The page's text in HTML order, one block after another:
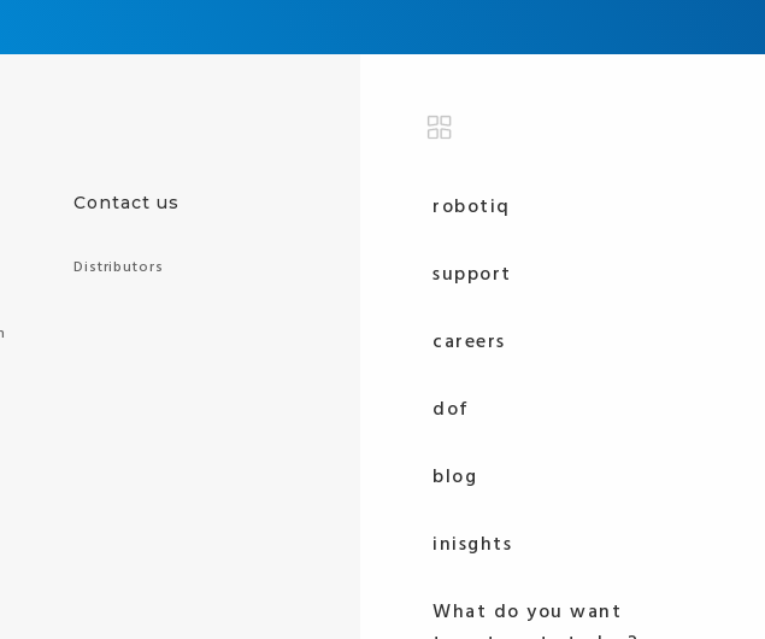
Contact us
Distributors
robotiq
support
careers
dof
blog
inisghts
What do you want